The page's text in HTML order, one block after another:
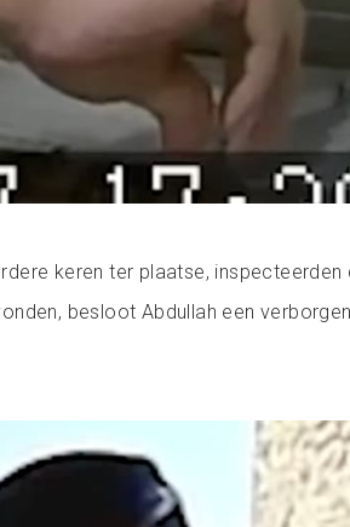
keren ter plaatse, inspecteerden
besloot Abdullah een